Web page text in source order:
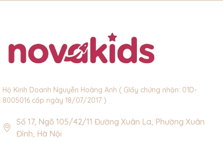
Hộ Kinh Doanh Nguyễn Hoàng Anh ( GIấy chứng nhận: 01D-
8005016 cấp ngày 18/07/2017 )
Số 17, Ngõ 105/42/11 Đường Xuân La, Phường Xuân
Đỉnh, Hà Nội